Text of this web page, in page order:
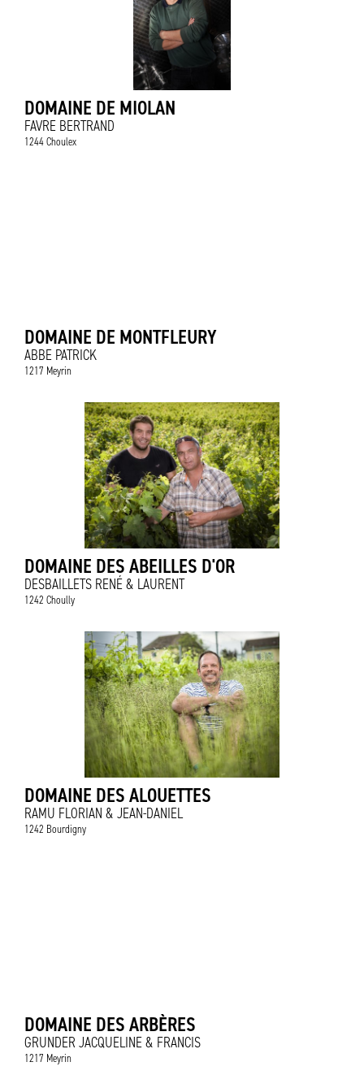
DOMAINE DE MIOLAN
FAVRE BERTRAND
1244 Choulex
DOMAINE DE MONTFLEURY
ABBE PATRICK
1217 Meyrin
DOMAINE DES ABEILLES D'OR
DESBAILLETS RENÉ & LAURENT
1242 Choully
DOMAINE DES ALOUETTES
RAMU FLORIAN & JEAN-DANIEL
1242 Bourdigny
DOMAINE DES ARBÈRES
GRUNDER JACQUELINE & FRANCIS
1217 Meyrin